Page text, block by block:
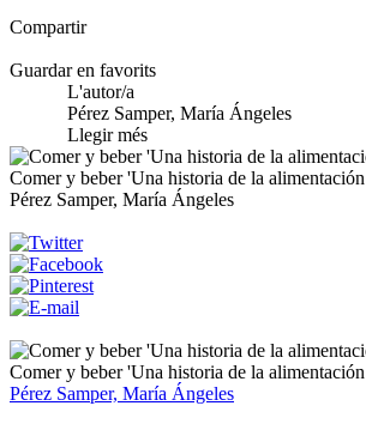
Compartir
Guardar en favorits
L'autor/a
Pérez Samper, María Ángeles
Llegir més
Comer y beber 'Una historia de la
Pérez Samper, María Ángeles
Comer y beber 'Una historia de la
Pérez Samper, María Ángeles